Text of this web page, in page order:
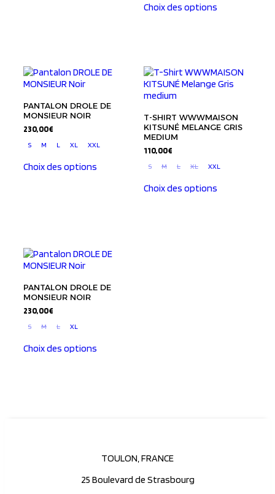
Choix des options
PANTALON DROLE DE
MONSIEUR NOIR
230,00€
S
M L XL XXL
Choix des options
T-SHIRT WWWMAISON
KITSUNÉ MELANGE GRIS
MEDIUM
110,00€
S
M L XL XXL
Choix des options
PANTALON DROLE DE
MONSIEUR NOIR
230,00€
S
M L XL
Choix des options
TOULON, FRANCE
25 Boulevard de Strasbourg